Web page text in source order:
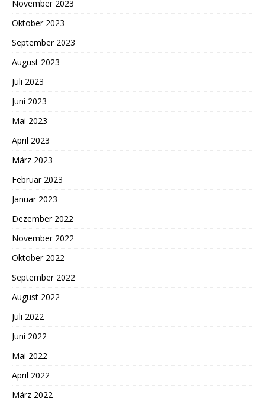
November 2023
Oktober 2023
September 2023
August 2023
Juli 2023
Juni 2023
Mai 2023
April 2023
März 2023
Februar 2023
Januar 2023
Dezember 2022
November 2022
Oktober 2022
September 2022
August 2022
Juli 2022
Juni 2022
Mai 2022
April 2022
März 2022